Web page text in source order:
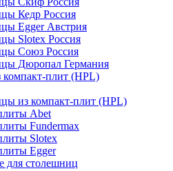
Кедр Россия
Egger Австрия
Slotex Россия
Союз Россия
Дюропал Германия
плит (HPL)
из компакт-плит (HPL)
Abet
Fundermax
Slotex
Egger
для столешниц